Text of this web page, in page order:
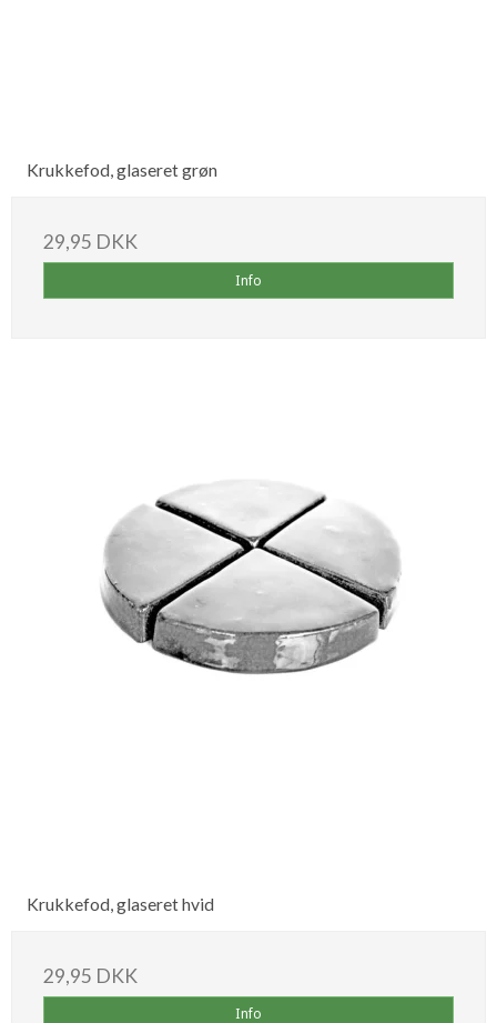
Krukkefod, glaseret grøn
29,95 DKK
Info
Krukkefod, glaseret hvid
29,95 DKK
Info